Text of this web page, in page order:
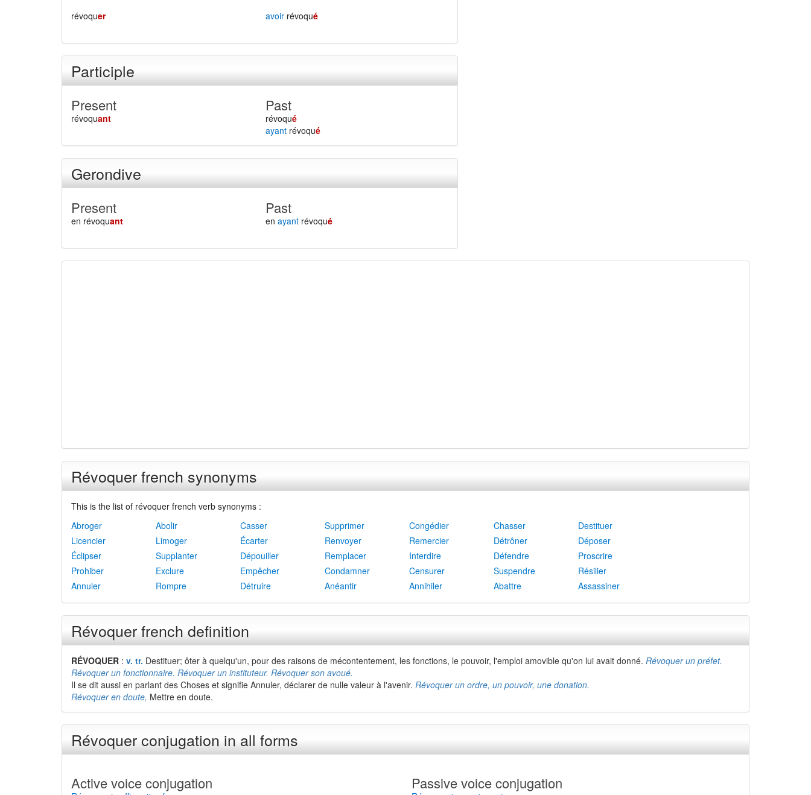
révoquer avoir révoqué
Participle
Present
révoquant
Past
révoqué
ayant révoqué
Gerondive
Present
en révoquant
Past
enayant révoqué
Révoquer french synonyms
This is the list of révoquer french verb synonyms :
Abroger
Abolir Casser Supprimer Congédier Chasser
Destituer
Licencier
Limoger Écarter Renvoyer Remercier Détrôner
Déposer
Éclipser
Supplanter Dépouiller Remplacer Interdire Défendre
Proscrire
Prohiber
Exclure Empêcher Condamner Censurer Suspendre
Résilier
Annuler
Rompre Détruire Anéantir Annihiler Abattre Assassiner
Révoquer french definition
RÉVOQUER : v. tr. Destituer; ôter à quelqu'un, pour des raisons de mécontentement, les fonctions, le pouvoir, l'emploi amovible qu'on lui avait donné. Révoquer un préfet.
Révoquer un fonctionnaire. Révoquer un instituteur. Révoquer son avoué.
Il se dit aussi en parlant des Choses et signifie Annuler, déclarer de nulle valeur à l'avenir. Révoquer un ordre, un pouvoir, une donation.
Révoquer en doute, Mettre en doute.
Révoquer conjugation in all forms
Active voice conjugation Passive voice conjugation